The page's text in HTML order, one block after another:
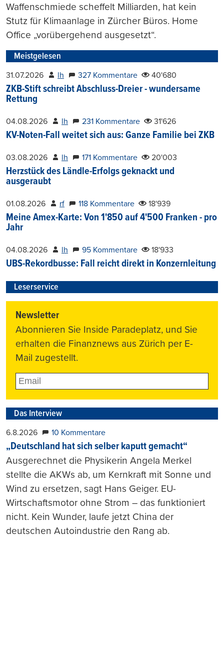
Waffenschmiede scheffelt Milliarden, hat kein
Stutz für Klimaanlage in Zürcher Büros. Home
Office „vorübergehend ausgesetzt“.
Meistgelesen
31.07.2026 lh 327 Kommentare 40'680
ZKB-Stift schreibt Abschluss-Dreier - wundersame
Rettung
04.08.2026 lh 231 Kommentare 31'626
KV-Noten-Fall weitet sich aus: Ganze Familie bei ZKB
03.08.2026 lh 171 Kommentare 20'003
Herzstück des Ländle-Erfolgs geknackt und
ausgeraubt
01.08.2026 rf 118 Kommentare 18'939
Meine Amex-Karte: Von 1'850 auf 4'500 Franken - pro
Jahr
04.08.2026 lh 95 Kommentare 18'933
UBS-Rekordbusse: Fall reicht direkt in Konzernleitung
Leserservice
Newsletter
Abonnieren Sie Inside Paradeplatz, und Sie
erhalten die Finanznews aus Zürich per E-
Mail zugestellt.
Das Interview
6.8.2026 10 Kommentare
„Deutschland hat sich selber kaputt gemacht“
Ausgerechnet die Physikerin Angela Merkel
stellte die AKWs ab, um Kernkraft mit Sonne und
Wind zu ersetzen, sagt Hans Geiger. EU-
Wirtschaftsmotor ohne Strom – das funktioniert
nicht. Kein Wunder, laufe jetzt China der
deutschen Autoindustrie den Rang ab.